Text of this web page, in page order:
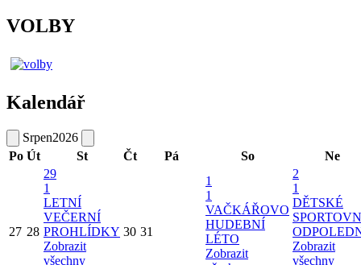
VOLBY
Kalendář
Srpen2026
Po Út St Čt Pá So Ne
27 28
29
1
LETNÍ
VEČERNÍ
PROHLÍDKY
Zobrazit
všechny
30 31
1
1
VAČKÁŘOVO
HUDEBNÍ
LÉTO
Zobrazit
2
1
DĚTSKÉ
Zobrazit
všechny